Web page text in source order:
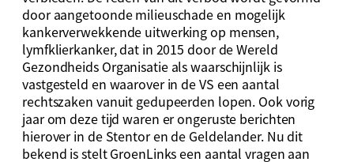
door aangetoonde milieuschade en mogelijk
kankerverwekkende uitwerking op mensen,
lymfklierkanker, dat in 2015 door de Wereld
Gezondheids Organisatie als waarschijnlijk is
vastgesteld en waarover in de VS een aantal
rechtszaken vanuit gedupeerden lopen. Ook vorig
jaar om deze tijd waren er ongeruste berichten
hierover in de Stentor en de Geldelander. Nu dit
bekend is stelt GroenLinks een aantal vragen aan